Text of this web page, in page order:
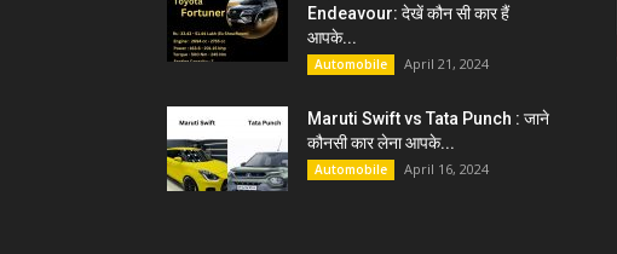
Endeavour: देखें कौन सी कार हैं
आपके...
Automobile April 21, 2024
Maruti Swift vs Tata Punch : जाने
कौनसी कार लेना आपके...
Automobile April 16, 2024